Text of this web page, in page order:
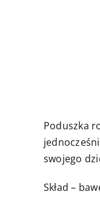
Poduszka
swojego
Skład –